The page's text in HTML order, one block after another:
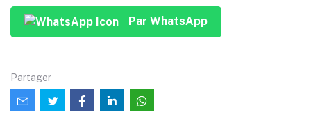
Par WhatsApp
Partager